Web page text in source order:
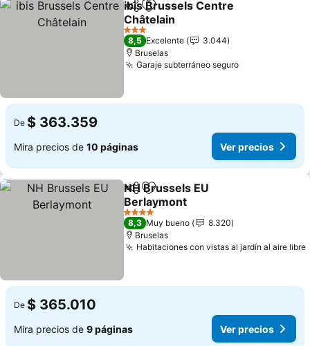
CompartirAgregar a favoritos
ibis Brussels Centre
Châtelain
3 Estrellas
8,5 Excelente
3.044
Bruselas
Garaje subterráneo seguro
De $ 363.359
Mira precios de 10 páginas Ver precios
CompartirAgregar a favoritos
NH Brussels EU
Berlaymont
4 Estrellas
8,3 Muy bueno
8.320
Bruselas
Habitaciones con vistas al jardín al aire libre
De $ 365.010
Mira precios de 9 páginas Ver precios